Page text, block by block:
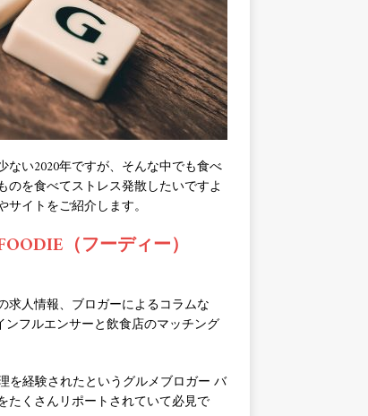
い2020年ですが、そんな中でも食べ
を食べてストレス発散したいですよ
イトをご紹介します。
（フーディー）
人情報、ブロガーによるコラムな
フルエンサーと飲食店のマッチング
を経験されたというグルメブロガー バ
たくさんリポートされていて必見で